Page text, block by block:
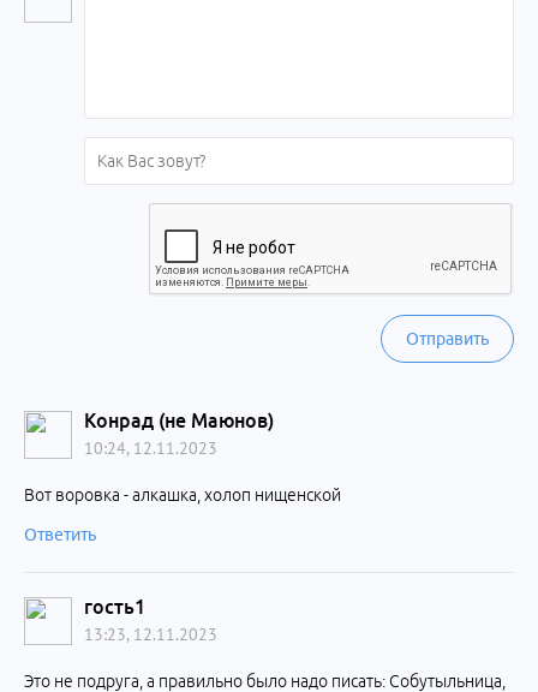
Отправить
Конрад (не Маюнов)
10:24, 12.11.2023
Вот воровка - алкашка, холоп нищенской
Ответить
гость1
13:23, 12.11.2023
Это не подруга, а правильно было надо писать: Собутыльница,